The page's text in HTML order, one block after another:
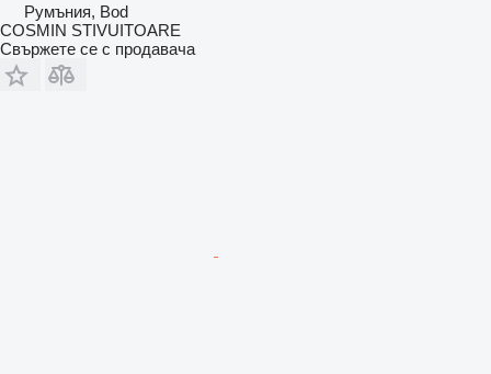
Румъния, Bod
COSMIN STIVUITOARE
Свържете се с продавача